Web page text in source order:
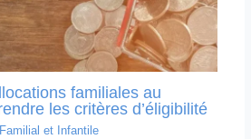
familiales au
les critères d’éligibilité
et Infantile